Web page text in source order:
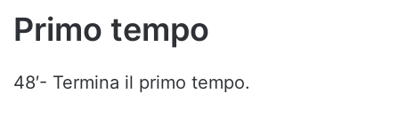
Primo tempo
48′- Termina il primo tempo.